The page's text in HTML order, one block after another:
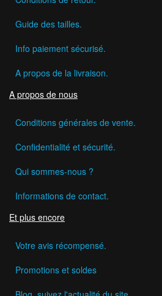
Guide des tailles.
Info paiement sécurisé.
A propos de la livraison.
A propos de nous
Conditions générales de vente.
Confidentialité et sécurité.
Qui sommes-nous ?
Informations de contact.
Et plus encore
Votre avis récompensé.
Promotions et soldes